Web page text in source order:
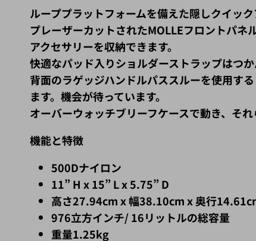
ループプラットフォームを備えた隠しクイッ
プレーザーカットされたMOLLEフロントパ
アクセサリーを収納できます。
快適なパッド入りショルダーストラップはつ
背面のラゲッジハンドルパススルーを使用す
ます。機会が待っています。
オーバーウォッチブリーフケースで動き、それ
機能と特徴
500Dナイロン
11” H x 15” L x 5.75” D
高さ27.94cm x 幅38.10cm x 奥行
976立方インチ/ 16リットルの総容量
重量1.25kg